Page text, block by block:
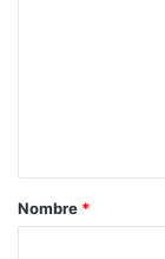
Nombre *